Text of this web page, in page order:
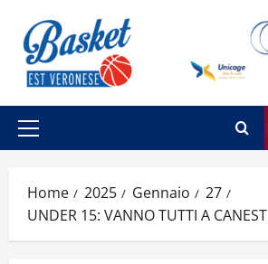
contenuto
Menu
Home 2025 Gennaio
27
UNDER 15: VANNO TUTTI A